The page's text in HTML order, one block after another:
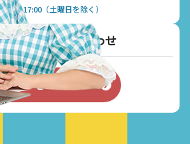
（土曜日を除く）
ご予約・お問い合わせ
い合わせフォーム